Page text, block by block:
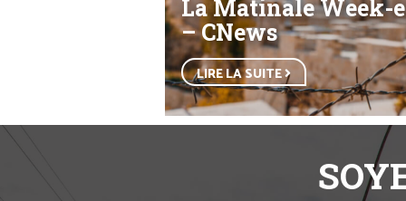
La Matinale Week-
– CNews
LIRE LA SUITE